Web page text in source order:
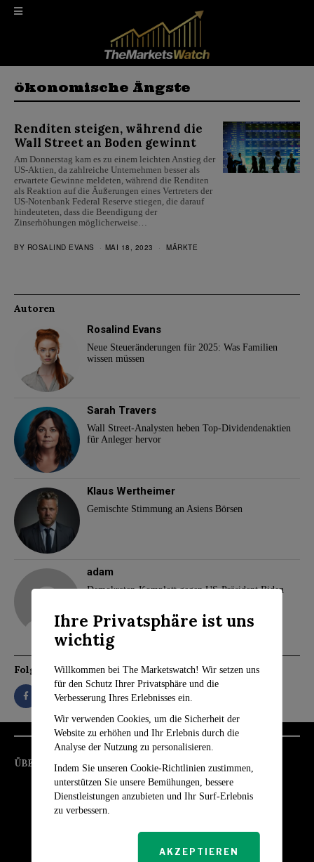
ökonomische Ängste
Renditen steigen, während die
Wall Street an Boden gewinnt
Am Donnerstag kam es zu einem leichten Anstieg der
US-Aktien, da zahlreiche Unternehmen besser als
erwartete Gewinne meldeten, während die Renditen
als Reaktion auf die Äußerungen eines Vertreters der
US-Notenbank Federal Reserve stiegen, die darauf
hindeuteten, dass die Beendigung der
Zinserhöhungen möglicherweise…
BY ROSALIND EVANS MAI 18, 2023 MÄRKTE
Autoren
Rosalind Evans
Neue Steueränderungen für 2025: Was Familien
wissen müssen
Sarah Travers
Wall Street-Analysten heben Top-Dividendenaktien
für Anleger hervor
Klaus Wertheimer
Gemischte Stimmung an Asiens Börsen
adam
Demokraten-Komplott gegen US-Präsident Biden
Folgen Sie
ÜBER UNS
Ihre Privatsphäre ist uns
wichtig
Willkommen bei The Marketswatch! Wir setzen uns
für den Schutz Ihrer Privatsphäre und die
Verbesserung Ihres Erlebnisses ein.
Wir verwenden Cookies, um die Sicherheit der
Website zu erhöhen und Ihr Erlebnis durch die
Analyse der Nutzung zu personalisieren.
Indem Sie unseren Cookie-Richtlinien zustimmen,
unterstützen Sie unsere Bemühungen, bessere
Dienstleistungen anzubieten und Ihr Surf-Erlebnis
zu verbessern.
AKZEPTIEREN